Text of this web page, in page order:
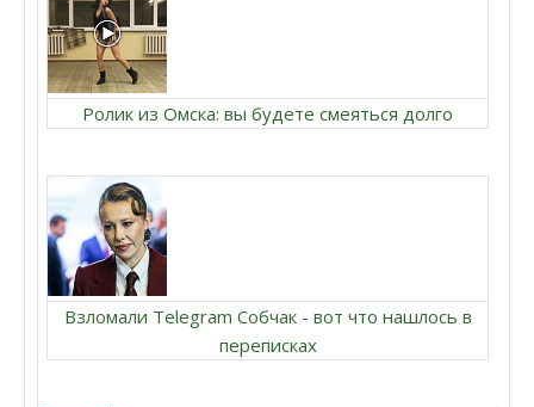
Ролик из Омска: вы будете смеяться долго
Взломали Telegram Собчак - вот что нашлось в
переписках